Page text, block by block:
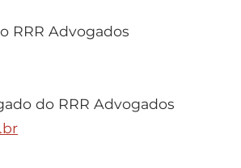
RRR Advogados
do RRR Advogados